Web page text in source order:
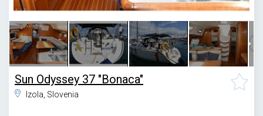
1/5
Sun Odyssey 37 "Bonaca"
Izola, Slovenia